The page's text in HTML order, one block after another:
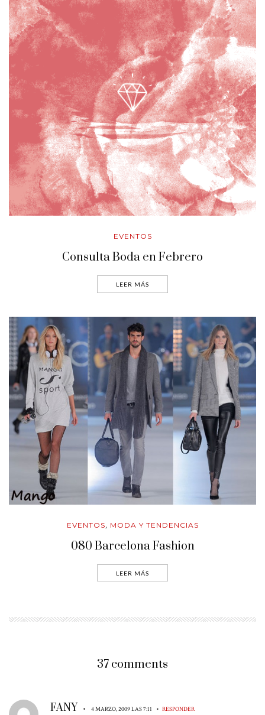
EVENTOS
Consulta Boda en Febrero
LEER MÁS
EVENTOS, MODA Y TENDENCIAS
080 Barcelona Fashion
LEER MÁS
37 comments
FANY • 4 MARZO, 2009 LAS 7:11 • RESPONDER